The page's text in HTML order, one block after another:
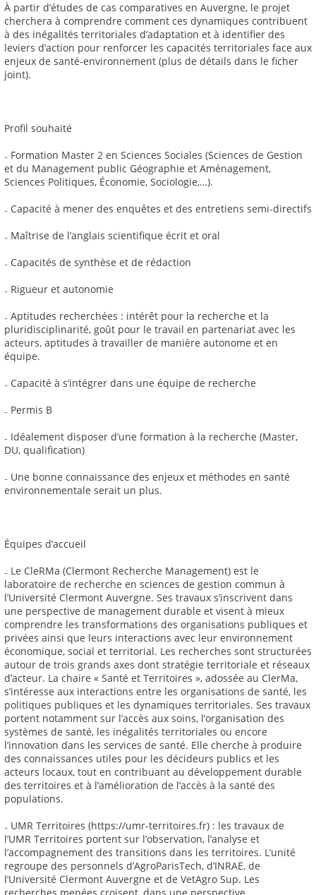
À partir d’études de cas comparatives en Auvergne, le projet
cherchera à comprendre comment ces dynamiques contribuent
à des inégalités territoriales d’adaptation et à identifier des
leviers d’action pour renforcer les capacités territoriales face aux
enjeux de santé-environnement (plus de détails dans le ficher
joint).
Profil souhaité
₋ Formation Master 2 en Sciences Sociales (Sciences de Gestion
et du Management public Géographie et Aménagement,
Sciences Politiques, Économie, Sociologie,…).
₋ Capacité à mener des enquêtes et des entretiens semi-directifs
₋ Maîtrise de l’anglais scientifique écrit et oral
₋ Capacités de synthèse et de rédaction
₋ Rigueur et autonomie
₋ Aptitudes recherchées : intérêt pour la recherche et la
pluridisciplinarité, goût pour le travail en partenariat avec les
acteurs, aptitudes à travailler de manière autonome et en
équipe.
₋ Capacité à s’intégrer dans une équipe de recherche
₋ Permis B
₋ Idéalement disposer d’une formation à la recherche (Master,
DU, qualification)
₋ Une bonne connaissance des enjeux et méthodes en santé
environnementale serait un plus.
Équipes d’accueil
₋ Le CleRMa (Clermont Recherche Management) est le
laboratoire de recherche en sciences de gestion commun à
l’Université Clermont Auvergne. Ses travaux s’inscrivent dans
une perspective de management durable et visent à mieux
comprendre les transformations des organisations publiques et
privées ainsi que leurs interactions avec leur environnement
économique, social et territorial. Les recherches sont structurées
autour de trois grands axes dont stratégie territoriale et réseaux
d’acteur. La chaire « Santé et Territoires », adossée au ClerMa,
s’intéresse aux interactions entre les organisations de santé, les
politiques publiques et les dynamiques territoriales. Ses travaux
portent notamment sur l’accès aux soins, l’organisation des
systèmes de santé, les inégalités territoriales ou encore
l’innovation dans les services de santé. Elle cherche à produire
des connaissances utiles pour les décideurs publics et les
acteurs locaux, tout en contribuant au développement durable
des territoires et à l’amélioration de l’accès à la santé des
populations.
₋ UMR Territoires (https://umr-territoires.fr) : les travaux de
l’UMR Territoires portent sur l’observation, l’analyse et
l’accompagnement des transitions dans les territoires. L’unité
regroupe des personnels d’AgroParisTech, d’INRAE, de
l’Université Clermont Auvergne et de VetAgro Sup. Les